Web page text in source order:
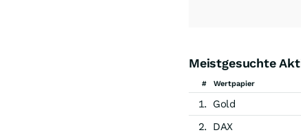
Meistgesuchte
# Wertpapier
1. Gold
2.
DAX